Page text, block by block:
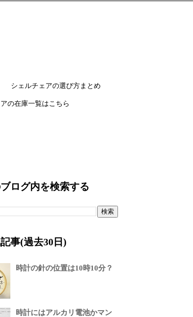
シェルチェアの選び方まとめ
の在庫一覧はこちら
ログ内を検索する
事(過去30日)
時計の針の位置は10時10分？
時計にはアルカリ電池かマン